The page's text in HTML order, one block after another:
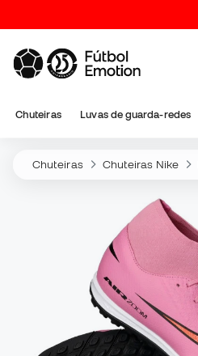
Chuteiras Luvas de guarda-redes
Chuteiras Chuteiras Nike